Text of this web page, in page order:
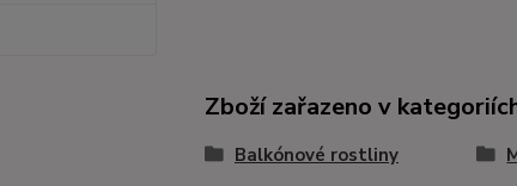
Zboží zařazeno v
Balkónové rostliny